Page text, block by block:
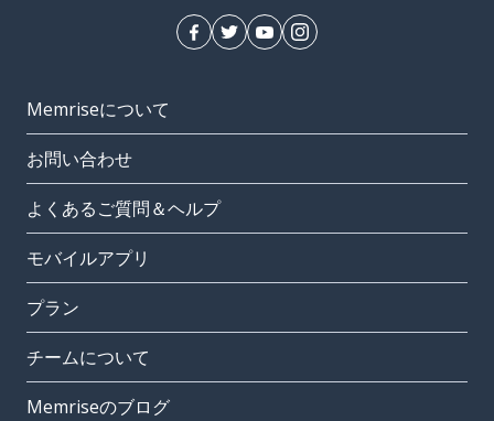
Memriseについて
お問い合わせ
よくあるご質問＆ヘルプ
モバイルアプリ
プラン
チームについて
Memriseのブログ